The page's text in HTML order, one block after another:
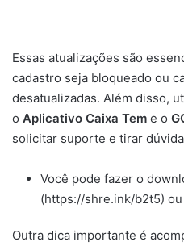
Essas atualizações são
cadastro seja bloqueado ou
desatualizadas. Além disso,
o Aplicativo Caixa Tem e o
solicitar suporte e tirar
Você pode fazer o
(https://shre.ink/b2t5) ou
Outra dica importante é